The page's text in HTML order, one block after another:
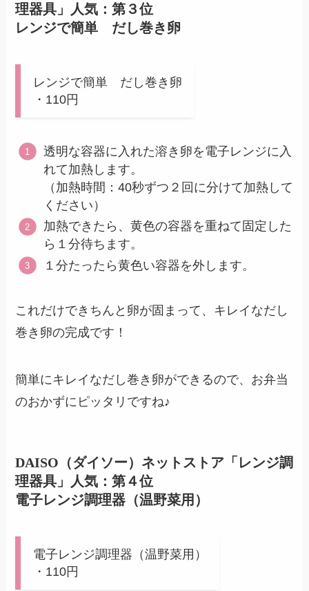
理器具」人気：第３位
レンジで簡単 だし巻き卵
レンジで簡単 だし巻き卵
・110円
透明な容器に入れた溶き卵を電子レンジに入
れて加熱します。
（加熱時間：40秒ずつ２回に分けて加熱して
ください）
加熱できたら、黄色の容器を重ねて固定した
ら１分待ちます。
１分たったら黄色い容器を外します。
これだけできちんと卵が固まって、キレイなだし
巻き卵の完成です！
簡単にキレイなだし巻き卵ができるので、お弁当
のおかずにピッタリですね♪
DAISO（ダイソー）ネットストア「レンジ調
理器具」人気：第４位
電子レンジ調理器（温野菜用）
電子レンジ調理器（温野菜用）
・110円